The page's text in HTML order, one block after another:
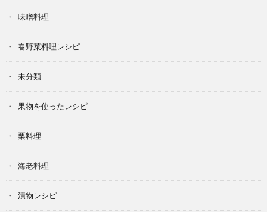
味噌料理
春野菜料理レシピ
未分類
果物を使ったレシピ
栗料理
海老料理
漬物レシピ